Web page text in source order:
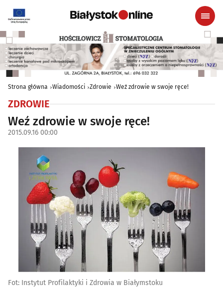
Strona główna Wiadomości Zdrowie Weź zdrowie w swoje ręce!
ZDROWIE
Weź zdrowie w swoje ręce!
2015.09.16 00:00
Fot: Instytut Profilaktyki i Zdrowia w Białymstoku